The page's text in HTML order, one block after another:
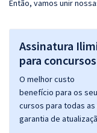
Então, vamos unir
Assinatura
para
O melhor custo
benefício para os
cursos para todas
garantia de